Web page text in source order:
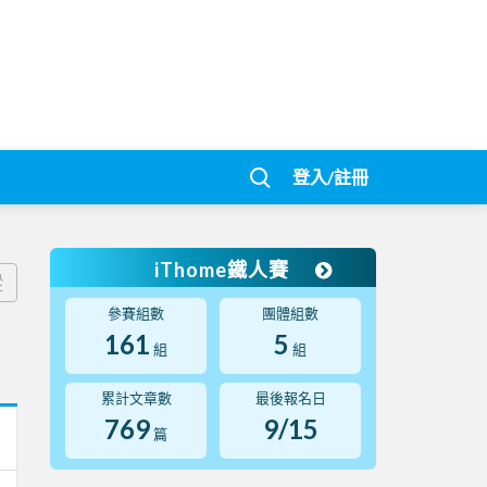
登入/註冊
iThome鐵人賽
參賽組數
161 組
團體組數
5 組
累計文章數
769 篇
最後報名日
9/15